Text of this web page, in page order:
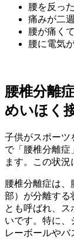
腰を反っ
痛みが二
腰が痛く
腰に電気
腰椎分離
めいほく
子供がスポーツ
で「腰椎分離症
ます。この状況
腰椎分離症は、
部）が分離する
とも呼ばれ、
いです。特に、
レーボールや